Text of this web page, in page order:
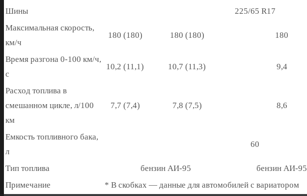
Шины
225/65 R17
Максимальная скорость,
км/ч
180 (180) 180 (180) 180
Время разгона 0-100 км/ч,
с
10,2 (11,1) 10,7 (11,3) 9,4
Расход топлива в
смешанном цикле, л/100
км
7,7 (7,4) 7,8 (7,5) 8,6
Емкость топливного бака,
л
60
Тип топлива бензин АИ-95 бензин АИ-95
Примечание
* В скобках — данные для автомобилей с вариатором